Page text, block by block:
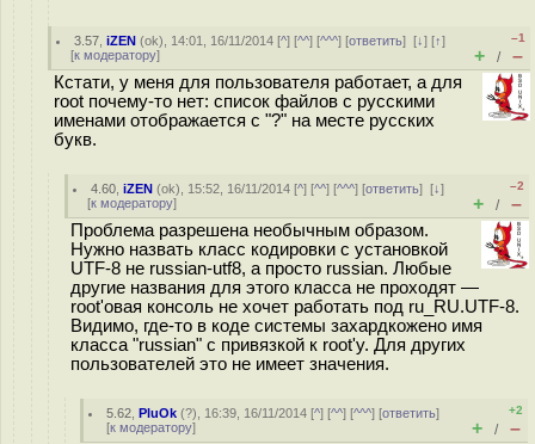
3.57 ,iZEN (ok), 14:01, 16/11/2014 [^] [^^] [^^^] [ответить][↓] [↑]
[к модератору]
–1
+ / –
Кстати, у меня для пользователя работает, а для
root почему-то нет: список файлов с русскими
именами отображается с "?" на месте русских
букв.
4.60 ,iZEN (ok), 15:52, 16/11/2014 [^] [^^] [^^^] [ответить][↓]
[к модератору]
–2
+ / –
Проблема разрешена необычным образом.
Нужно назвать класс кодировки с установкой
UTF-8 не russian-utf8, а просто russian. Любые
другие названия для этого класса не проходят —
root'овая консоль не хочет работать под ru_RU.UTF-8.
Видимо, где-то в коде системы захардкожено имя
класса "russian" с привязкой к root'у. Для других
пользователей это не имеет значения.
5.62 ,PluOk (?), 16:39, 16/11/2014 [^] [^^] [^^^] [ответить]
[к модератору]
+2
+ / –